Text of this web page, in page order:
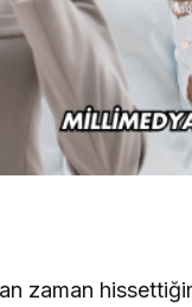
zaman